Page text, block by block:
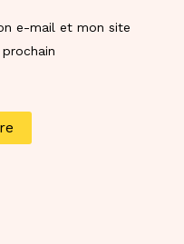
e-mail et mon site